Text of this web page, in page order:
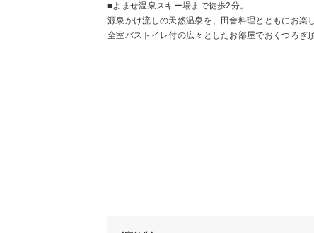
■よませ温泉スキー場まで徒歩2分。
源泉かけ流しの天然温泉を、田舎料理とともにお楽
全室バストイレ付の広々としたお部屋でおくつろぎ